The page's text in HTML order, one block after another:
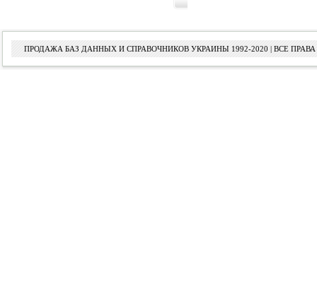
ПРОДАЖА БАЗ ДАННЫХ И СПРАВОЧНИКОВ УКРАИНЫ 1992-2020 | ВСЕ